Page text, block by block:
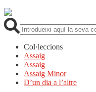
Col·leccions
Assaig
Assaig
Assaig Minor
D’un dia a l’altre